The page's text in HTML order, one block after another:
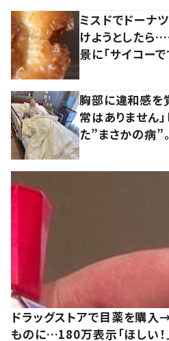
ミスドでドーナ
けようとした
景に「サイコー
胸部に違和感を
常はありません
た”まさかの病”
ドラッグストアで目薬を購
ものに…180万表示「ほしい！」